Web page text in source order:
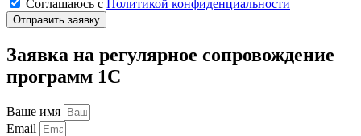
Соглашаюсь с Политикой конфиденциальности
Отправить заявку
Заявка на регулярное сопровождение
программ 1С
Ваше имя
Email